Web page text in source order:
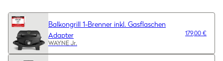
Balkongrill 1-Brenner inkl. Gasflaschen
Adapter
WAYNE Jr.
179,00 €